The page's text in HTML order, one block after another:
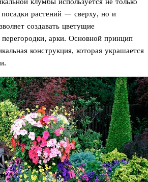
растений — сверху, но и
создавать цветущие
арки. Основной принцип
конструкция, которая украшается